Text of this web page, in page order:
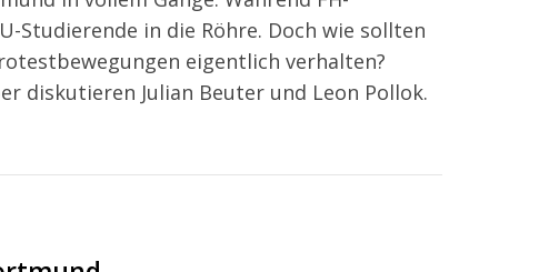
Studierende in die Röhre. Doch wie sollten
eigentlich verhalten?
diskutieren Julian Beuter und Leon Pollok.